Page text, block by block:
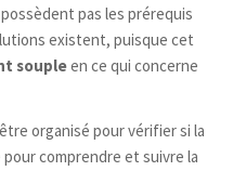
sont organisées
d’Etudes de Base
secondaire
Supérieur (CESS).
dernier, il existedeux
diplômes de niveau
l’enseignement pour
pas les prérequis
existent, puisque cet
soupleen ce qui concerne
organisé pour vérifier si la
comprendre et suivre la